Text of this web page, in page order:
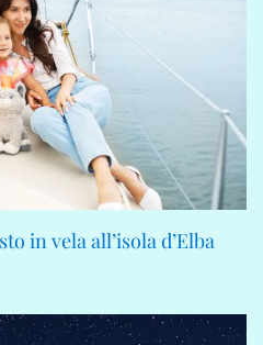
in vela all’isola d’Elba